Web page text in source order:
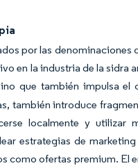
por las denominaciones
en la industria de la sidra
que también impulsa el
también introduce
localmente y utilizar
estrategias de
como ofertas premium. El